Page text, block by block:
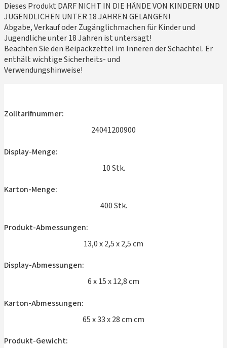
Dieses Produkt DARF NICHT IN DIE HÄNDE VON KINDERN UND
JUGENDLICHEN UNTER 18 JAHREN GELANGEN!
Abgabe, Verkauf oder Zugänglichmachen für Kinder und
Jugendliche unter 18 Jahren ist untersagt!
Beachten Sie den Beipackzettel im Inneren der Schachtel. Er
enthält wichtige Sicherheits- und
Verwendungshinweise!
Zolltarifnummer:
24041200900
Display-Menge:
10 Stk.
Karton-Menge:
400 Stk.
Produkt-Abmessungen:
13,0 x 2,5 x 2,5 cm
Display-Abmessungen:
6 x 15 x 12,8 cm
Karton-Abmessungen:
65 x 33 x 28 cm cm
Produkt-Gewicht: